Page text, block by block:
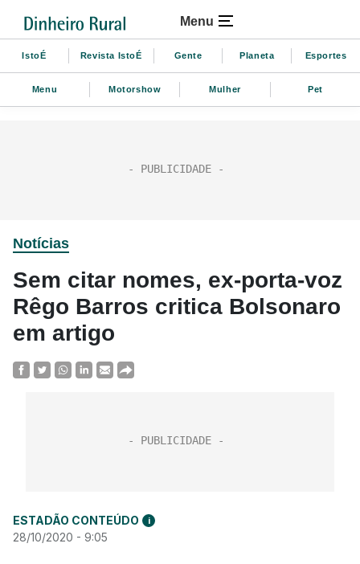
Menu
IstoÉ Revista IstoÉ Gente Planeta Esportes
Menu Motorshow Mulher Pet
Notícias
Sem citar nomes, ex-porta-voz
Rêgo Barros critica Bolsonaro
em artigo
ESTADÃO CONTEÚDO i
28/10/2020 - 9:05